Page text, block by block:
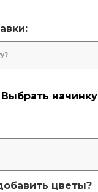
Выбрать начинку
цветы?